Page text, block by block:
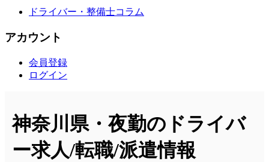
ドライバー・整備士コラム
アカウント
会員登録
ログイン
神奈川県・夜勤のドライバ
ー求人/転職/派遣情報